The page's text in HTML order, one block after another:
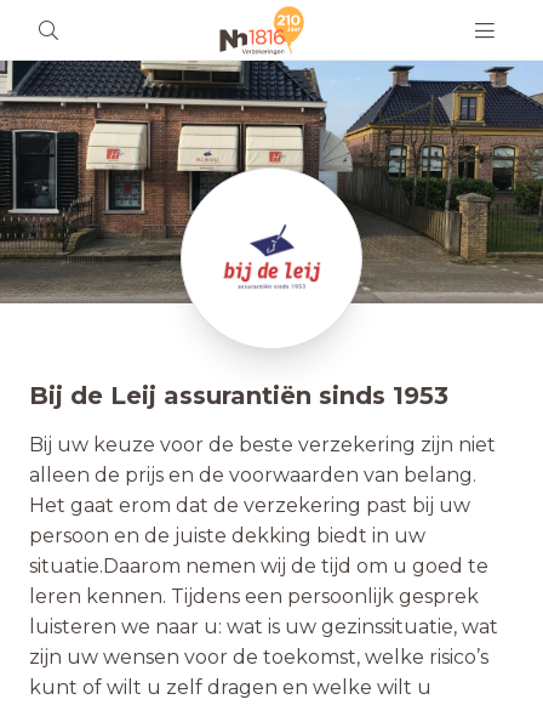
Bij de Leij assurantiën sinds 1953
Bij uw keuze voor de beste verzekering zijn niet
alleen de prijs en de voorwaarden van belang.
Het gaat erom dat de verzekering past bij uw
persoon en de juiste dekking biedt in uw
situatie.Daarom nemen wij de tijd om u goed te
leren kennen. Tijdens een persoonlijk gesprek
luisteren we naar u: wat is uw gezinssituatie, wat
zijn uw wensen voor de toekomst, welke risico’s
kunt of wilt u zelf dragen en welke wilt u